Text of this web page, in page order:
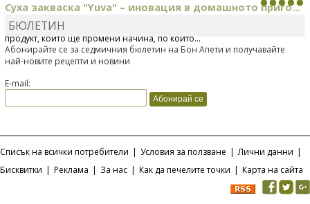
Суха закваска "Yuva" – иновация в домашното приго...
Отскоро Лесафр България стартира предлагането на изцяло нов
продукт, който ще промени начина, по който...
БЮЛЕТИН
Абонирайте се за седмичния бюлетин на Бон Апети и получавайте
най-новите рецепти и новини
E-mail:
Списък на всички потребители | Условия за ползване | Лични данни |
Бисквитки | Реклама | За нас | Как да печелите точки | Карта на сайта